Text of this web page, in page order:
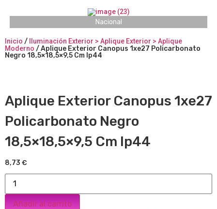
Nacional
Inicio /
Iluminación Exterior > Aplique Exterior > Aplique
Moderno / Aplique Exterior Canopus 1xe27 Policarbonato
Negro 18,5×18,5×9,5 Cm Ip44
Aplique Exterior Canopus 1xe27
Policarbonato Negro
18,5×18,5×9,5 Cm Ip44
8,73 €
Añadir al carrito